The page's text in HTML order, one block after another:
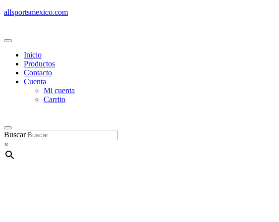
allsportsmexico.com
Inicio
Productos
Contacto
Cuenta
Mi cuenta
Carrito
Buscar
×